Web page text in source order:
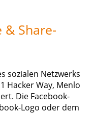
& Share-
sozialen Netzwerks
Hacker Way, Menlo
Die Facebook-
Logo oder dem